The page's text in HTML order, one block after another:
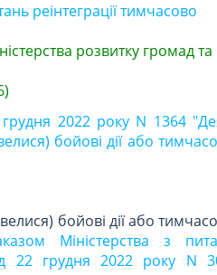
реінтеграції тимчасово
розвитку громад та
грудня 2022 року N 1364
бойові дії або
бойові дії або
Міністерства з
22 грудня 2022 року N